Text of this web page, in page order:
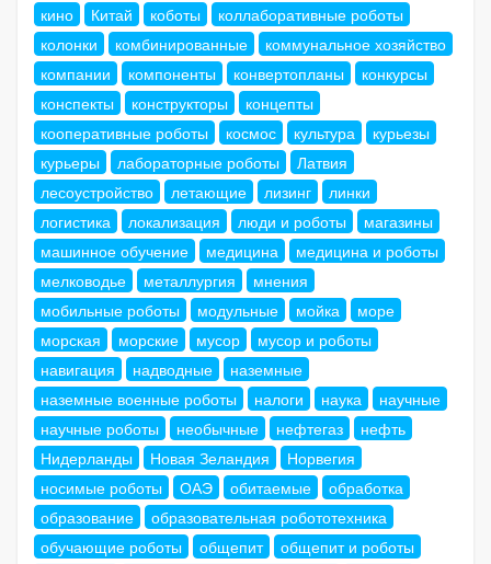
кино
Китай коботы
коллаборативные роботы
колонки
комбинированные
коммунальное хозяйство
компании
компоненты конвертопланы
конкурсы
конспекты
конструкторы
концепты
кооперативные роботы
космос культура
курьезы
курьеры
лабораторные роботы
Латвия
лесоустройство
летающие лизинг
линки
логистика
локализация люди и роботы
магазины
машинное обучение
медицина
медицина и роботы
мелководье
металлургия
мнения
мобильные роботы
модульные мойка
море
морская
морские мусор
мусор и роботы
навигация
надводные
наземные
наземные военные роботы
налоги наука
научные
научные роботы
необычные нефтегаз
нефть
Нидерланды
Новая Зеландия
Норвегия
носимые роботы
ОАЭ обитаемые
обработка
образование
образовательная робототехника
обучающие роботы
общепит
общепит и роботы